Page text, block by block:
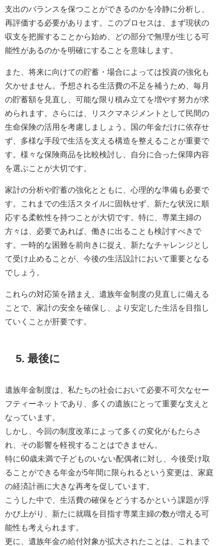
支出のバランスを保つことができるのかを冷静に分析し、
再評価する必要があります。このプロセスは、まず現状の
収支を把握することから始め、どの部分で無理が生じる可
能性があるのかを明確にすることを意味します。
また、将来に向けての貯蓄・場合によっては投資の強化も
欠かせません。予想される生活費の不足を補うため、毎月
の貯蓄額を見直し、可能な限り積み立てを増やす努力が求
められます。さらには、リスクマネジメントとして民間の
生命保険の活用を考慮しましょう。国の年金だけに依存せ
ず、多様な手段で生活を支える構造を整えることが重要で
す。様々な保険商品を比較検討し、自分に合った保障内容
を選ぶことが大切です。
家計の分析や貯蓄の強化とともに、心理的な準備も必要で
す。これまでの生活スタイルに固執せず、新たな状況に順
応する柔軟性を持つことが大切です。特に、専業主婦の
方々は、必要であれば、働きに出ることも検討すべきで
す。一時的な困難を前向きに捉え、新たなチャレンジとし
て受け止めることが、今後の生活設計において重要となる
でしょう。
これらの対応策を踏まえ、遺族年金制度の見直しに備える
ことで、家計の安全を確保し、より安定した生活を目指し
ていくことが肝要です。
5. 最後に
遺族年金制度は、私たちの社会において必要不可欠なセー
フティーネットであり、多くの遺族にとって重要な支えと
なっています。
しかし、今回の制度改革によって多くの変化がもたらさ
れ、その影響を軽視することはできません。
特に60歳未満で子どものいない配偶者に対し、今後受け取
ることができる年金が5年間に限られるという変更は、家庭
の経済計画に大きな再考を促しています。
こうした中で、生活費の確保をどうするかという課題が浮
かび上がり、新たに就職を目指す専業主婦の数が増える可
能性も考えられます。
更に、遺族年金の給付対象が拡大されたことは、これまで